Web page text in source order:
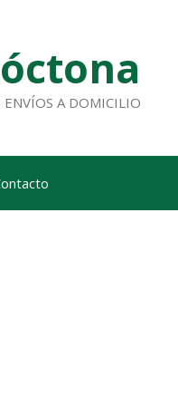
A DOMICILIO